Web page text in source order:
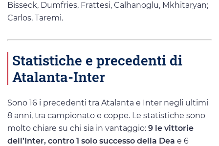
Bisseck, Dumfries, Frattesi, Calhanoglu, Mkhitaryan;
Carlos, Taremi.
Statistiche e precedenti di
Atalanta-Inter
Sono 16 i precedenti tra Atalanta e Inter negli ultimi
8 anni, tra campionato e coppe. Le statistiche sono
molto chiare su chi sia in vantaggio: 9 le vittorie
dell’Inter, contro 1 solo successo della Dea e 6